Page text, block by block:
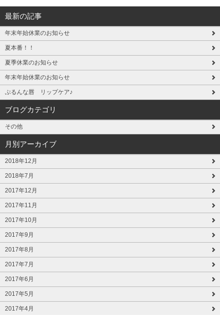
最新の記事
年末年始休業のお知らせ
夏本番！！
夏季休業のお知らせ
年末年始休業のお知らせ
ぷるんな唇 リップケア♪
ブログカテゴリ
その他
月別アーカイブ
2018年12月
2018年7月
2017年12月
2017年11月
2017年10月
2017年9月
2017年8月
2017年7月
2017年6月
2017年5月
2017年4月